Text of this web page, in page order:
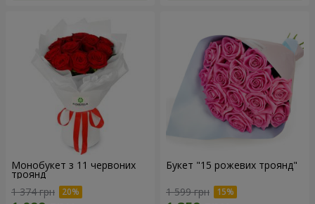
Монобукет з 11 червоних
троянд
1 374 грн
Букет "15 рожевих троянд"
1 599 грн